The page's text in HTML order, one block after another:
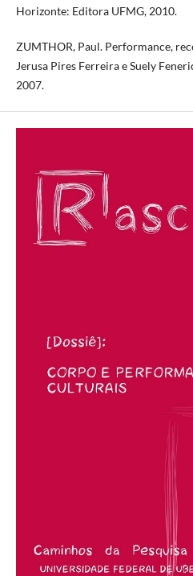
Horizonte: Editora UFMG, 2010.
ZUMTHOR, Paul. Performance,
Jerusa Pires Ferreira e Suely
2007.